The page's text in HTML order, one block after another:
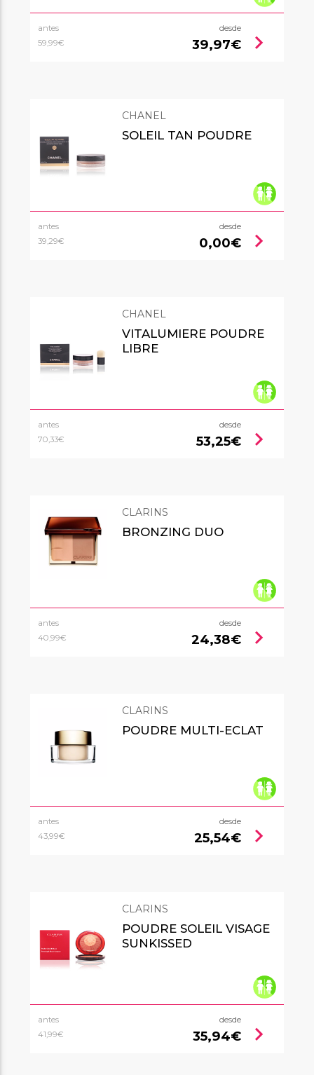
antes
59,99€
desde
39,97€ chevron_right
CHANEL
SOLEIL TAN POUDRE
antes
39,29€
desde
0,00€ chevron_right
CHANEL
VITALUMIERE POUDRE
LIBRE
antes
70,33€
desde
53,25€ chevron_right
CLARINS
BRONZING DUO
antes
40,99€
desde
24,38€ chevron_right
CLARINS
POUDRE MULTI-ECLAT
antes
43,99€
desde
25,54€ chevron_right
CLARINS
POUDRE SOLEIL VISAGE
SUNKISSED
antes
41,99€
desde
35,94€ chevron_right